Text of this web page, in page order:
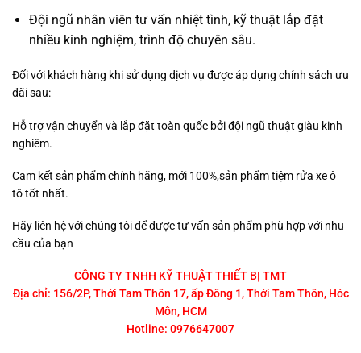
Đội ngũ nhân viên tư vấn nhiệt tình, kỹ thuật lắp đặt
nhiều kinh nghiệm, trình độ chuyên sâu.
Đối với khách hàng khi sử dụng dịch vụ được áp dụng chính sách ưu
đãi sau:
Hỗ trợ vận chuyển và lắp đặt toàn quốc bởi đội ngũ thuật giàu kinh
nghiêm.
Cam kết sản phẩm chính hãng, mới 100%,sản phẩm tiệm rửa xe ô
tô tốt nhất.
Hãy liên hệ với chúng tôi để được tư vấn sản phẩm phù hợp với nhu
cầu của bạn
CÔNG TY TNHH KỸ THUẬT THIẾT BỊ TMT
Địa chỉ: 156/2P, Thới Tam Thôn 17, ấp Đông 1, Thới Tam Thôn, Hóc
Môn, HCM
Hotline: 0976647007